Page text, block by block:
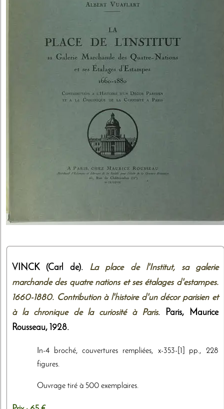
VINCK (Carl de). La place de l'Institut, sa galerie
marchande des quatre nations et ses étalages d'estampes.
1660-1880. Contribution à l'histoire d'un décor parisien et
à la chronique de la curiosité à Paris. Paris,
Maurice
Rousseau, 1928.
In-4 broché, couvertures rempliées, x-353-[1] pp., 228
figures.
Ouvrage tiré à 500 exemplaires.